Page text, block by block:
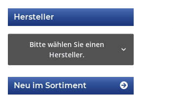
Hersteller
Bitte wählen Sie einen
Hersteller.
Neu im Sortiment